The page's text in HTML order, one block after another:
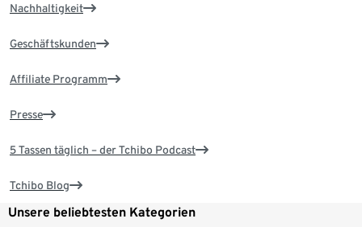
Nachhaltigkeit
Geschäftskunden
Affiliate Programm
Presse
5 Tassen täglich – der Tchibo Podcast
Tchibo Blog
Unsere beliebtesten Kategorien